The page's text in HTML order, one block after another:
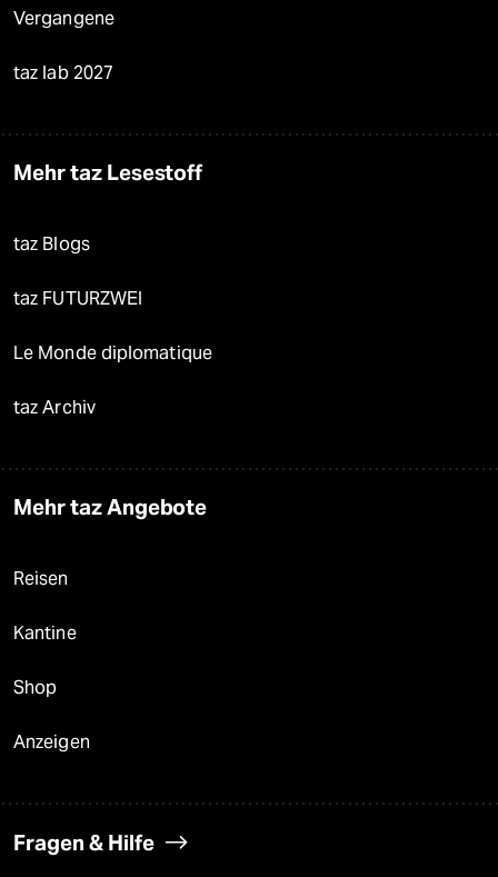
Vergangene
taz lab 2027
Mehr taz Lesestoff
taz Blogs
taz FUTURZWEI
Le Monde diplomatique
taz Archiv
Mehr taz Angebote
Reisen
Kantine
Shop
Anzeigen
Fragen & Hilfe